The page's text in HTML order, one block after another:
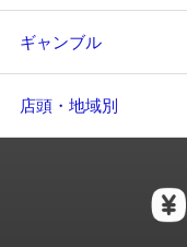
ギャンブル
店頭・地域別